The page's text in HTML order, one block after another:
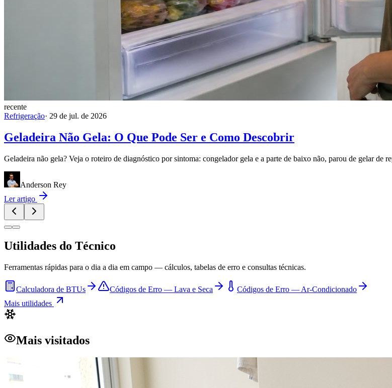
recente
Refrigeração· 29 de jul. de 2026
Geladeira Não Gela: O Que Pode Ser e Como Descobrir
Geladeira não gela? Veja o roteiro de diagnóstico por sintoma: congelador gela e a parte de baixo não, parou de gelar de
Anderson Rey
Ler artigo
Utilidades do Técnico
Ferramentas rápidas para o dia a dia em campo — cálculos, tabelas de erro e consultas técnicas.
Calculadora de BTUs Códigos de Erro — Lava e Seca
Códigos de Erro — Ar-Condicionado
Mais utilidades
Mais visitados